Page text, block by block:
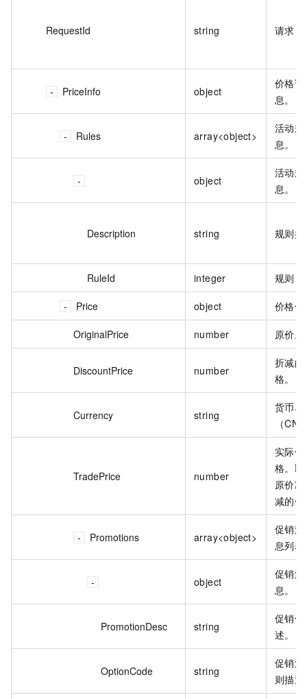
RequestId string 请求
PriceInfo object
价格详
息。
Rules array<object>
活动规
息。
object
活动规
息。
Description string 规则描
RuleId integer 规则
Price object 价格信
OriginalPrice number 原价。
DiscountPrice number
折减的
格。
Currency string
货币单
（
TradePrice number
实际
格。取
原价
减的价
Promotions array<object>
促销活
息列表
object
促销活
息。
PromotionDesc string
促销信
述。
OptionCode string
促销活
则描述